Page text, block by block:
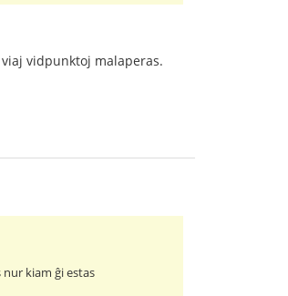
vidpunktoj malaperas.
kiam ĝi estas